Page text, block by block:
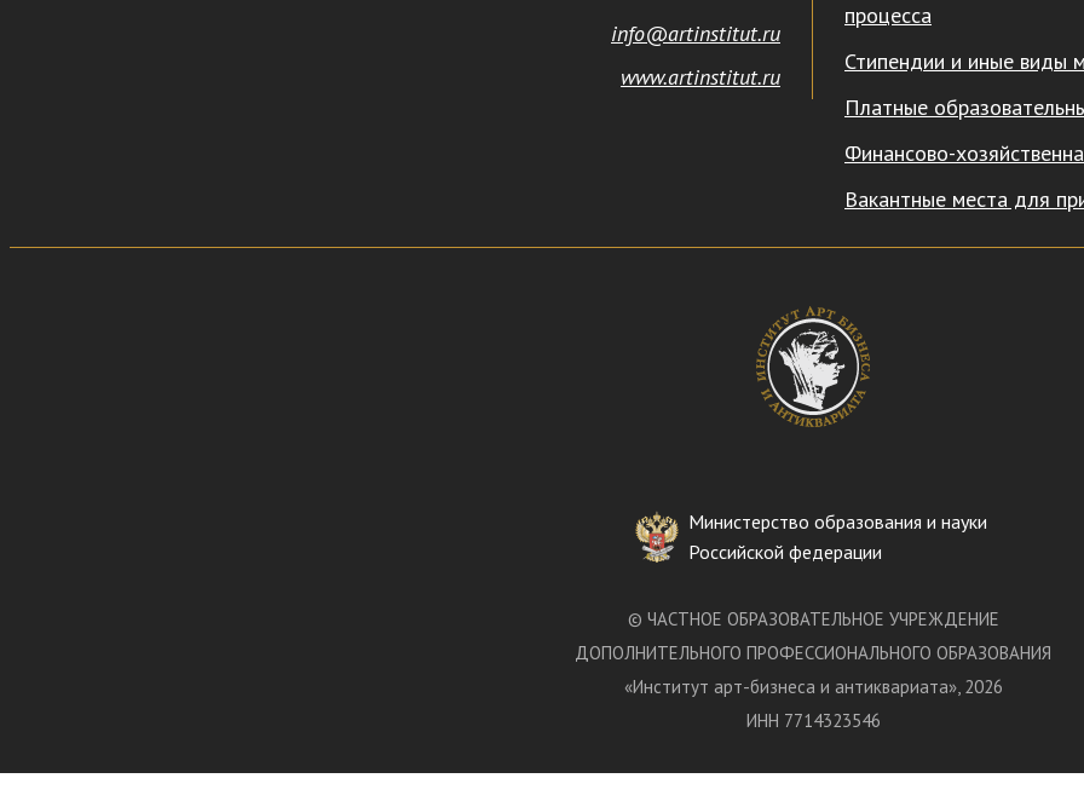
процесса
Стипендии и иные виды
Платные
Финансово-
Вакантные места для
info@artinstitut.ru
www.artinstitut.ru
Министерство образования и науки
Российской федерации
© ЧАСТНОЕ ОБРАЗОВАТЕЛЬНОЕ УЧРЕЖДЕНИЕ
ДОПОЛНИТЕЛЬНОГО ПРОФЕССИОНАЛЬНОГО ОБРАЗОВАНИЯ
«Институт арт-бизнеса и антиквариата», 2026
ИНН 7714323546